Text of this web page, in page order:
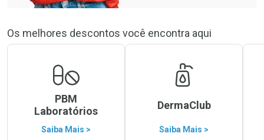
Os melhores descontos você encontra aqui
PBM
Laboratórios
Saiba Mais >
DermaClub
Saiba Mais >